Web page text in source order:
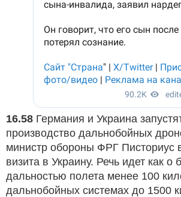
16.58 Германия и Украина
производство дальнобойных
министр обороны ФРГ Писториус
визита в Украину. Речь идет как о
дальностью полета менее 100
дальнобойных системах до 1500